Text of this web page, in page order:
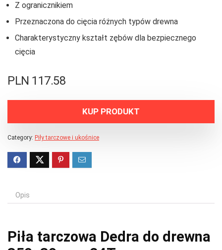
Z ogranicznikiem
Przeznaczona do cięcia różnych typów drewna
Charakterystyczny kształt zębów dla bezpiecznego
cięcia
PLN 117.58
KUP PRODUKT
Category: Piły tarczowe i ukośnice
Opis
Piła tarczowa Dedra do drewna